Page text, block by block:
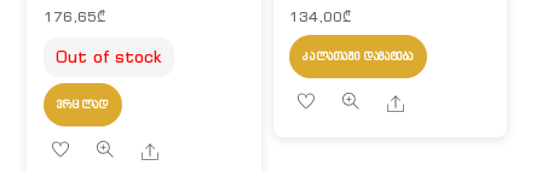
176,65₾
Out of stock
ᲕᲠᲪᲚᲐᲓ
Share
134,00₾
ᲙᲐᲚᲐᲗᲐᲨᲘ ᲓᲐᲛᲐᲢᲔᲑᲐ
Share